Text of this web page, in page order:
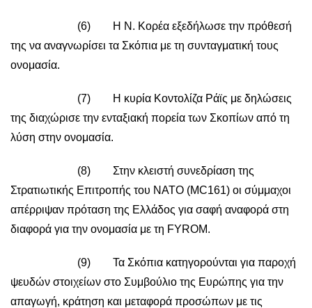
(6) Η Ν. Κορέα εξεδήλωσε την πρόθεσή
της να αναγνωρίσει τα Σκόπια με τη συνταγματική τους
ονομασία.
(7) Η κυρία Κοντολίζα Ράϊς με δηλώσεις
της διαχώρισε την ενταξιακή πορεία των Σκοπίων από τη
λύση στην ονομασία.
(8) Στην κλειστή συνεδρίαση της
Στρατιωτικής Επιτροπής του ΝΑΤΟ (MC161) οι σύμμαχοι
απέρριψαν πρόταση της Ελλάδος για σαφή αναφορά στη
διαφορά για την ονομασία με τη FYROM.
(9) Τα Σκόπια κατηγορούνται για παροχή
ψευδών στοιχείων στο Συμβούλιο της Ευρώπης για την
απαγωγή, κράτηση και μεταφορά προσώπων με τις